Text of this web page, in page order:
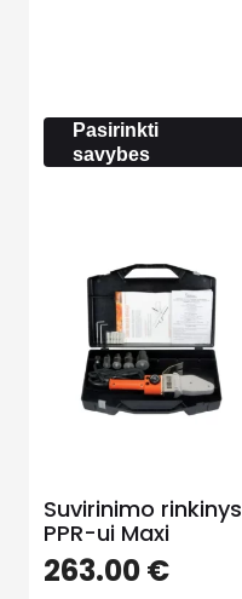
Pasirinkti
savybes
Suvirinimo rinkinys
PPR-ui Maxi
263.00€